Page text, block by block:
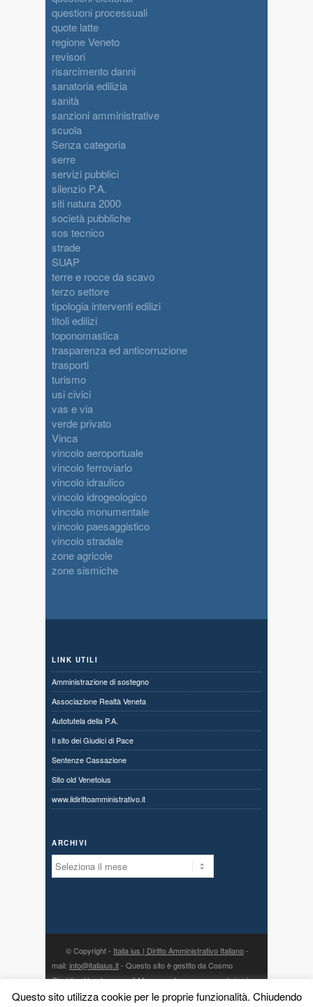
questioni processuali
quote latte
regione Veneto
revisori
risarcimento danni
sanatoria edilizia
sanità
sanzioni amministrative
scuola
Senza categoria
serre
servizi pubblici
silenzio P.A.
siti natura 2000
società pubbliche
sos tecnico
strade
SUAP
terre e rocce da scavo
terzo settore
tipologia interventi edilizi
titoli edilizi
toponomastica
trasparenza ed anticorruzione
trasporti
turismo
usi civici
vas e via
verde privato
Vinca
vincolo aeroportuale
vincolo ferroviario
vincolo idraulico
vincolo idrogeologico
vincolo monumentale
vincolo paesaggistico
vincolo stradale
zone agricole
zone sismiche
LINK UTILI
Amministrazione di sostegno
Associazione Realtà Veneta
Autotutela della P.A.
Il sito dei Giudici di Pace
Sentenze Cassazione
Sito old Venetoius
www.ildirittoamministrativo.it
ARCHIVI
Archivi
© Copyright - Italia ius | Diritto Amministrativo Italiano-
mail: info@italiaius.it- Questo sito è gestito da Cosmo
Giuridico Veneto s.a.s. di Marangon Ivonne, con sede in via
Centro 80, fraz. Priabona 36030 Monte di Malo (VI) - P. IVA
Questo sito utilizza cookie per le proprie funzionalità. Chiudendo